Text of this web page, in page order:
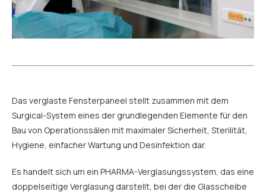
Das verglaste Fensterpaneel stellt zusammen mit dem
Surgical-System eines der grundlegenden Elemente für den
Bau von Operationssälen mit maximaler Sicherheit, Sterilität,
Hygiene, einfacher Wartung und Desinfektion dar.
Es handelt sich um ein PHARMA-Verglasungssystem, das eine
doppelseitige Verglasung darstellt, bei der die Glasscheibe